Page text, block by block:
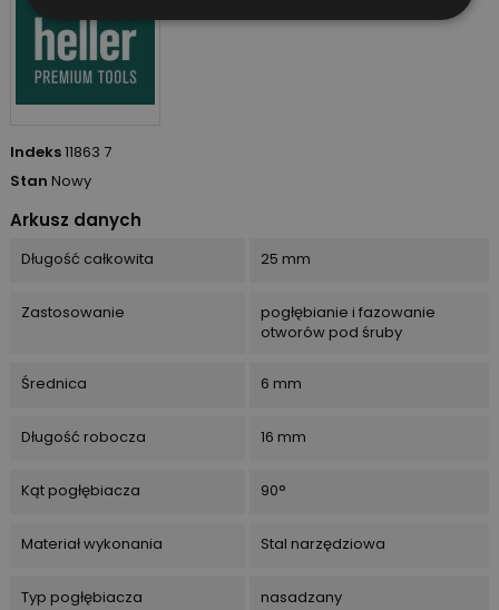
Indeks11863 7
Stan Nowy
Arkusz danych
Długość całkowita 25 mm
Zastosowanie
pogłębianie i fazowanie
otworów pod śruby
Średnica 6 mm
Długość robocza 16 mm
Kąt pogłębiacza 90°
Materiał wykonania Stal narzędziowa
Typ pogłębiacza nasadzany